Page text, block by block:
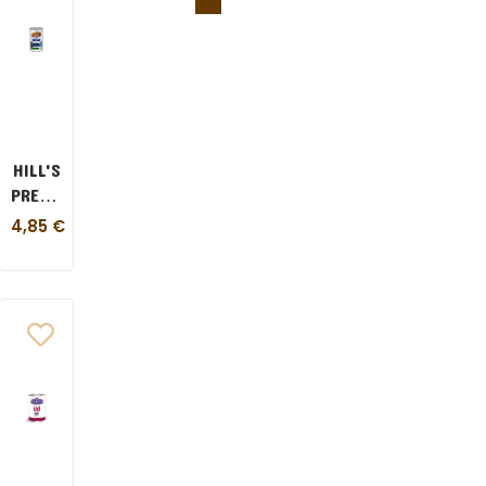
HILL'S
PRESCRIPTION
DIET
D/D
370
GR
4,85 €